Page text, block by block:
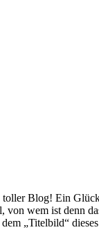
toller Blog! Ein
von wem ist denn
„Titelbild“